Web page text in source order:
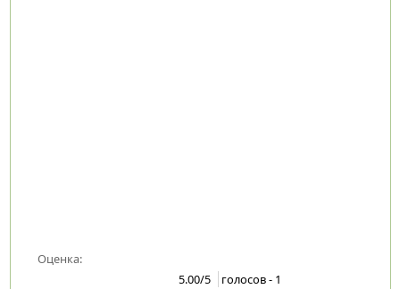
Оценка:
5.00/5 голосов - 1